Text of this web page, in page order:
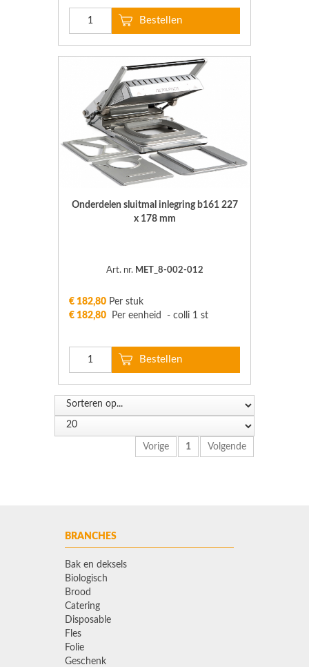
Onderdelen sluitmal inlegring b161 227
x 178 mm
Art. nr. MET_8-002-012
€ 182,80 Per stuk
€ 182,80 Per eenheid - colli 1 st
Vorige 1 Volgende
BRANCHES
Bak en deksels
Biologisch
Brood
Catering
Disposable
Fles
Folie
Geschenk